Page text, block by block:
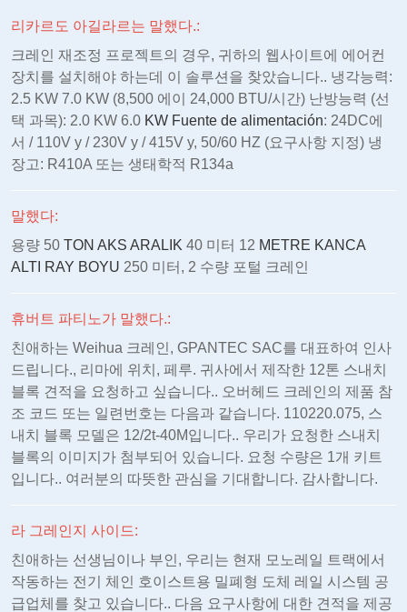
리카르도 아길라르는 말했다.:
크레인 재조정 프로젝트의 경우, 귀하의 웹사이트에 에어컨
장치를 설치해야 하는데 이 솔루션을 찾았습니다.. 냉각능력:
2.5 KW 7.0 KW (8,500 에이 24,000 BTU/시간) 난방능력 (선
택 과목): 2.0 KW 6.0 KW Fuente de alimentación: 24DC에
서 / 110V y / 230V y / 415V y, 50/60 HZ (요구사항 지정) 냉
장고: R410A 또는 생태학적 R134a
말했다:
용량 50 TON AKS ARALIK 40 미터 12 METRE KANCA
ALTI RAY BOYU 250 미터, 2 수량 포털 크레인
휴버트 파티노가 말했다.:
친애하는 Weihua 크레인, GPANTEC SAC를 대표하여 인사
드립니다., 리마에 위치, 페루. 귀사에서 제작한 12톤 스내치
블록 견적을 요청하고 싶습니다.. 오버헤드 크레인의 제품 참
조 코드 또는 일련번호는 다음과 같습니다. 110220.075, 스
내치 블록 모델은 12/2t-40M입니다.. 우리가 요청한 스내치
블록의 이미지가 첨부되어 있습니다. 요청 수량은 1개 키트
입니다.. 여러분의 따뜻한 관심을 기대합니다. 감사합니다.
라 그레인지 사이드:
친애하는 선생님이나 부인, 우리는 현재 모노레일 트랙에서
작동하는 전기 체인 호이스트용 밀폐형 도체 레일 시스템 공
급업체를 찾고 있습니다.. 다음 요구사항에 대한 견적을 제공